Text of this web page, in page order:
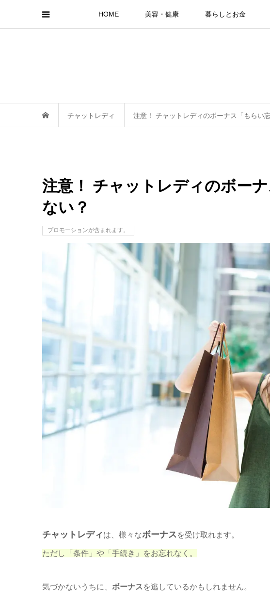
HOME 美容・健康 暮らしとお金
チャットレディ 注意！ チャットレディのボーナス「もらい
注意！ チャットレディのボー
ない？
プロモーションが含まれます。
チャットレディは、様々なボーナスを受け取れます。
ただし「条件」や「手続き」をお忘れなく。
気づかないうちに、 ボーナスを逃しているかもしれません。